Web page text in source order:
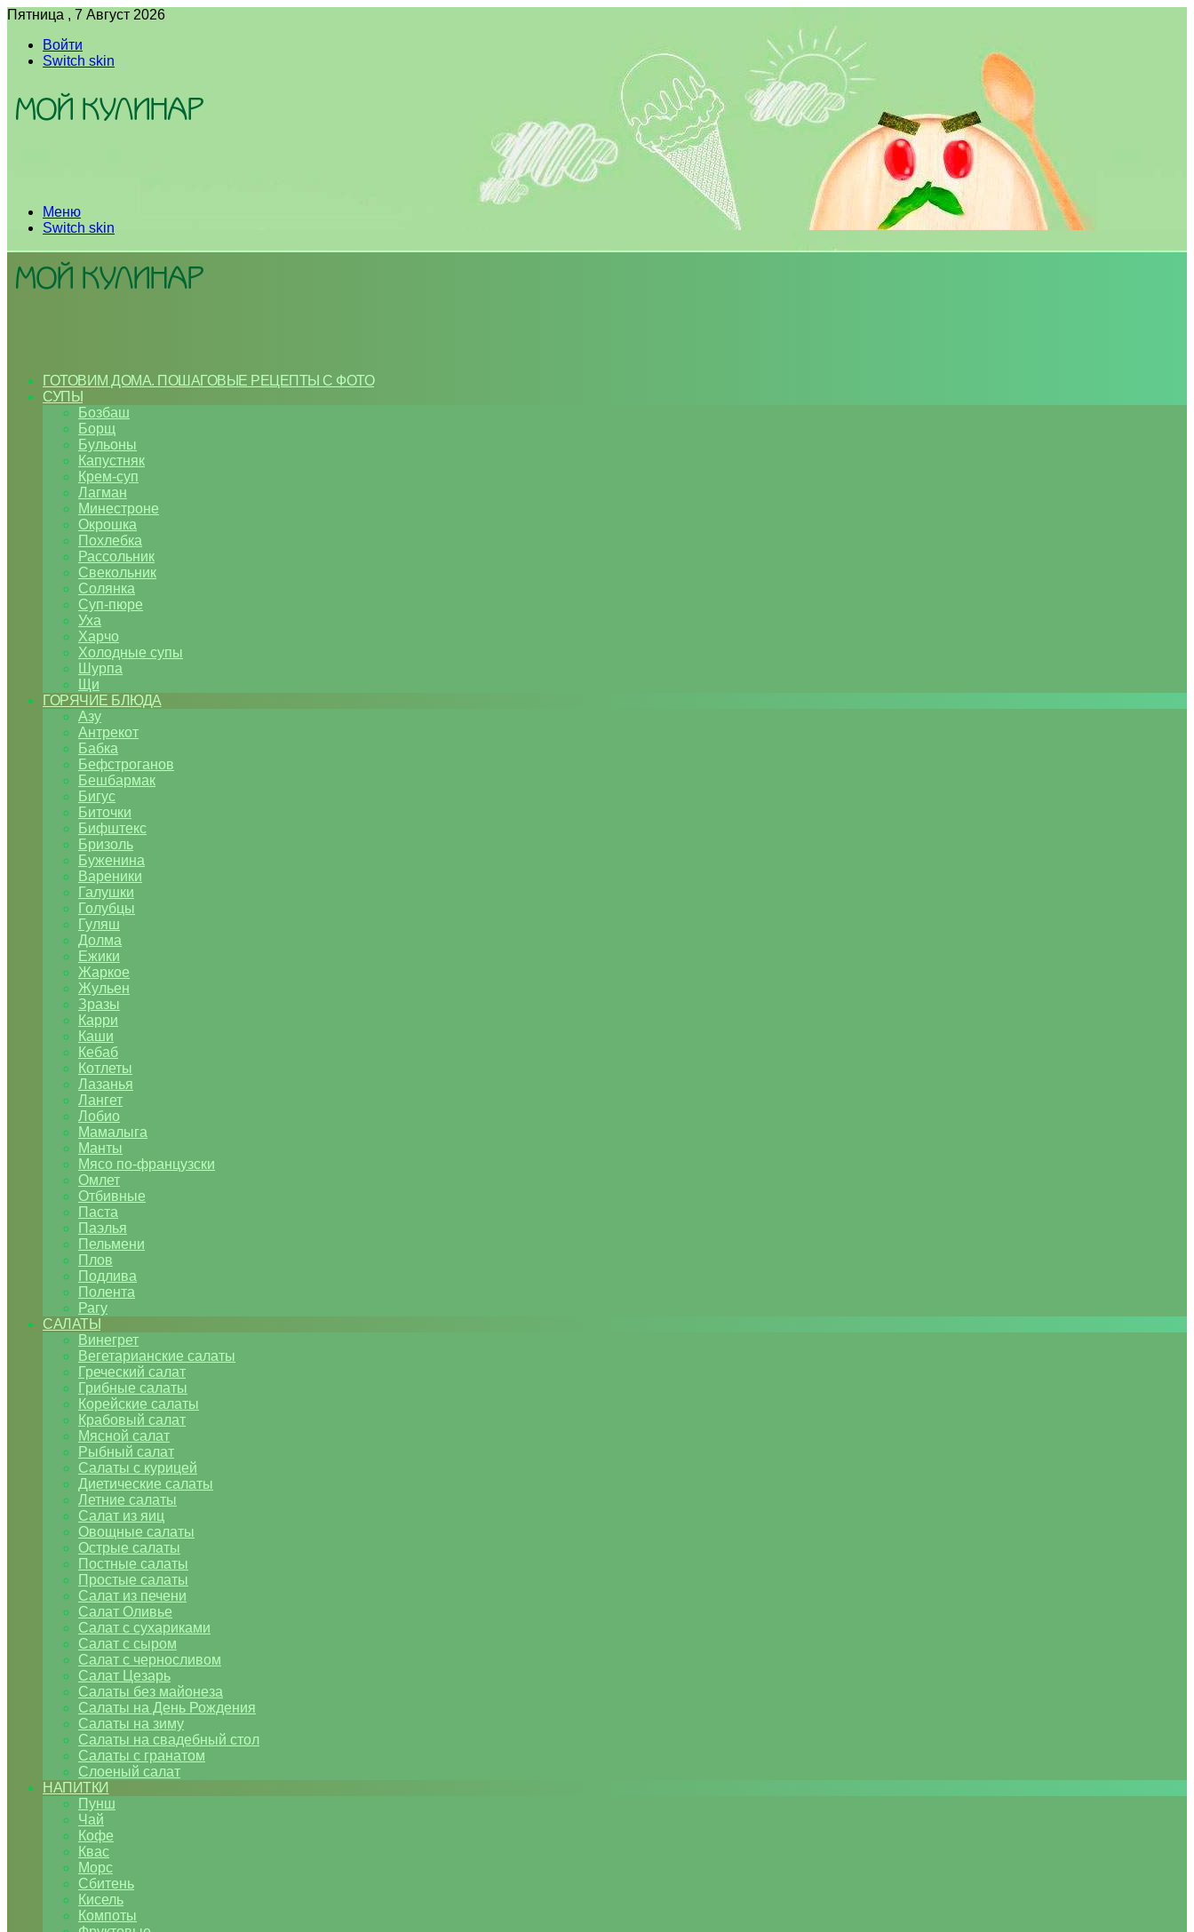
Пятница , 7 Август 2026
Войти
Switch skin
Меню
Switch skin
ГОТОВИМ ДОМА. ПОШАГОВЫЕ РЕЦЕПТЫ С ФОТО
СУПЫ
Бозбаш
Борщ
Бульоны
Капустняк
Крем-суп
Лагман
Минестроне
Окрошка
Похлебка
Рассольник
Свекольник
Солянка
Суп-пюре
Уха
Харчо
Холодные супы
Шурпа
Щи
ГОРЯЧИЕ БЛЮДА
Азу
Антрекот
Бабка
Бефстроганов
Бешбармак
Бигус
Биточки
Бифштекс
Бризоль
Буженина
Вареники
Галушки
Голубцы
Гуляш
Долма
Ежики
Жаркое
Жульен
Зразы
Карри
Каши
Кебаб
Котлеты
Лазанья
Лангет
Лобио
Мамалыга
Манты
Мясо по-французски
Омлет
Отбивные
Паста
Паэлья
Пельмени
Плов
Подлива
Полента
Рагу
САЛАТЫ
Винегрет
Вегетарианские салаты
Греческий салат
Грибные салаты
Корейские салаты
Крабовый салат
Мясной салат
Рыбный салат
Салаты с курицей
Диетические салаты
Летние салаты
Салат из яиц
Овощные салаты
Острые салаты
Постные салаты
Простые салаты
Салат из печени
Салат Оливье
Салат с сухариками
Салат с сыром
Салат с черносливом
Салат Цезарь
Салаты без майонеза
Салаты на День Рождения
Салаты на зиму
Салаты на свадебный стол
Салаты с гранатом
Слоеный салат
НАПИТКИ
Пунш
Чай
Кофе
Квас
Морс
Сбитень
Кисель
Компоты